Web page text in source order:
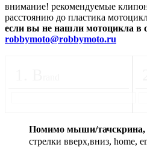
внимание! рекомендуемые
расстоянию до пластика
если вы не нашли мотоцикла в
robbymoto@robbymoto.ru
Помимо мыши/тачскрина,
стрелки вверх,вниз, home,